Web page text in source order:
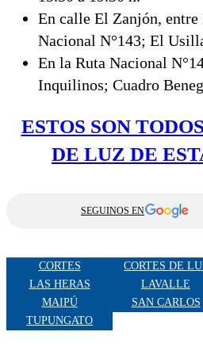
En calle El Zanjón, entre
Nacional N°143; El
En la Ruta Nacional
Inquilinos; Cuadro
ESTOS SON
DE LUZ DE
SEGUINOS EN
CORTES CORTES DE
LAS HERAS
LAVALLE
MAIPÚ
SAN CARLOS
TUPUNGATO